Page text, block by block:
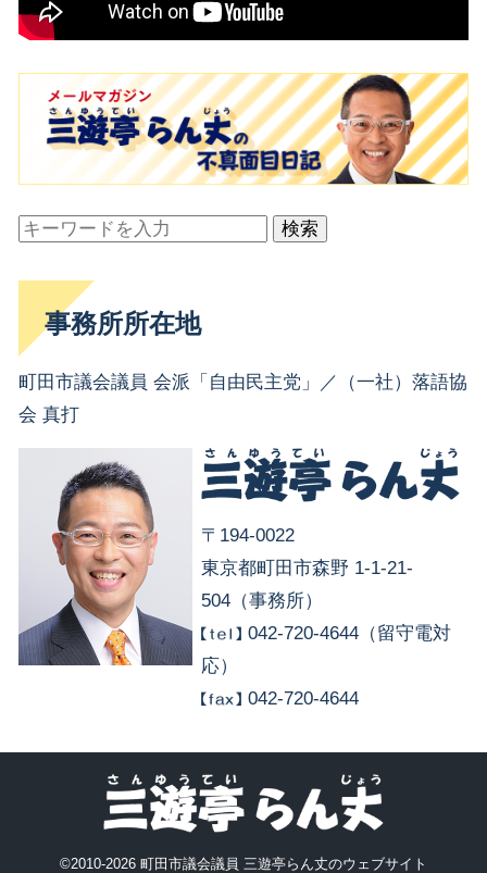
検索
事務所所在地
町田市議会議員 会派「自由民主党」／（一社）落語協
会 真打
〒194-0022
東京都町田市森野 1-1-21-
504（事務所）
042-720-4644（留守電対
応）
042-720-4644
©2010-2026 町田市議会議員 三遊亭らん丈のウェブサイト